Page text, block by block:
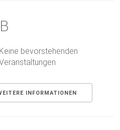
Keine bevorstehenden
INFORMATIONEN